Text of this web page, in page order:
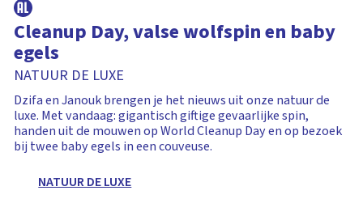
Cleanup Day, valse wolfspin en baby
egels
NATUUR DE LUXE
Dzifa en Janouk brengen je het nieuws uit onze natuur de
luxe. Met vandaag: gigantisch giftige gevaarlijke spin,
handen uit de mouwen op World Cleanup Day en op bezoek
bij twee baby egels in een couveuse.
NATUUR DE LUXE